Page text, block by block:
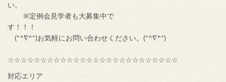
い。
※定例会見学者も大募集中で
す！！！
(*^∇^*)お気軽にお問い合わせください。(*^∇^*)
☆☆☆☆☆☆☆☆☆☆☆☆☆☆☆☆☆☆☆☆☆☆☆☆☆☆
対応エリア